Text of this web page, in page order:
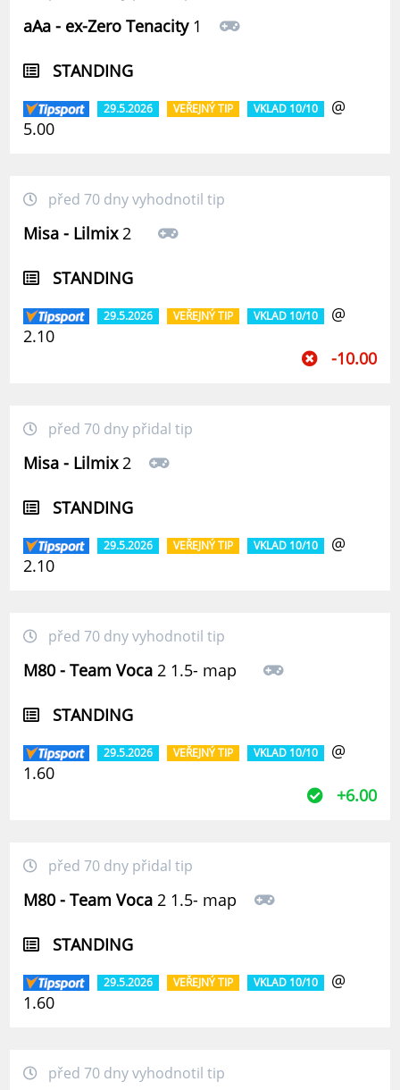
aAa - ex-Zero Tenacity 1
STANDING
29.5.2026 VEŘEJNÝ TIP VKLAD 10/10
@
5.00
před 70 dny vyhodnotil tip
Misa - Lilmix2
STANDING
29.5.2026 VEŘEJNÝ TIP VKLAD 10/10
@
2.10
-10.00
před 70 dny přidal tip
Misa - Lilmix2
STANDING
29.5.2026 VEŘEJNÝ TIP VKLAD 10/10
@
2.10
před 70 dny vyhodnotil tip
M80 - Team Voca2 1.5- map
STANDING
29.5.2026 VEŘEJNÝ TIP VKLAD 10/10
@
1.60
+6.00
před 70 dny přidal tip
M80 - Team Voca2 1.5- map
STANDING
29.5.2026 VEŘEJNÝ TIP VKLAD 10/10
@
1.60
před 70 dny vyhodnotil tip